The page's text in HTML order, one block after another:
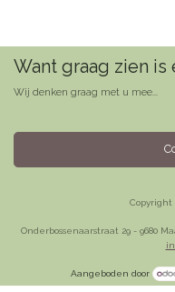
Want graag zien is
Wij denken graag met u mee...
Copyright
Onderbossenaarstraat 29 - 9680
Aangeboden door